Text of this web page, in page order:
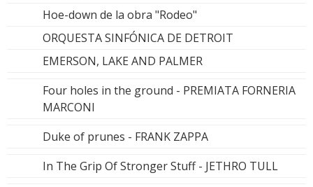
Hoe-down de la obra "Rodeo"
ORQUESTA SINFÓNICA DE DETROIT
EMERSON, LAKE AND PALMER
Four holes in the ground - PREMIATA FORNERIA
MARCONI
Duke of prunes - FRANK ZAPPA
In The Grip Of Stronger Stuff - JETHRO TULL